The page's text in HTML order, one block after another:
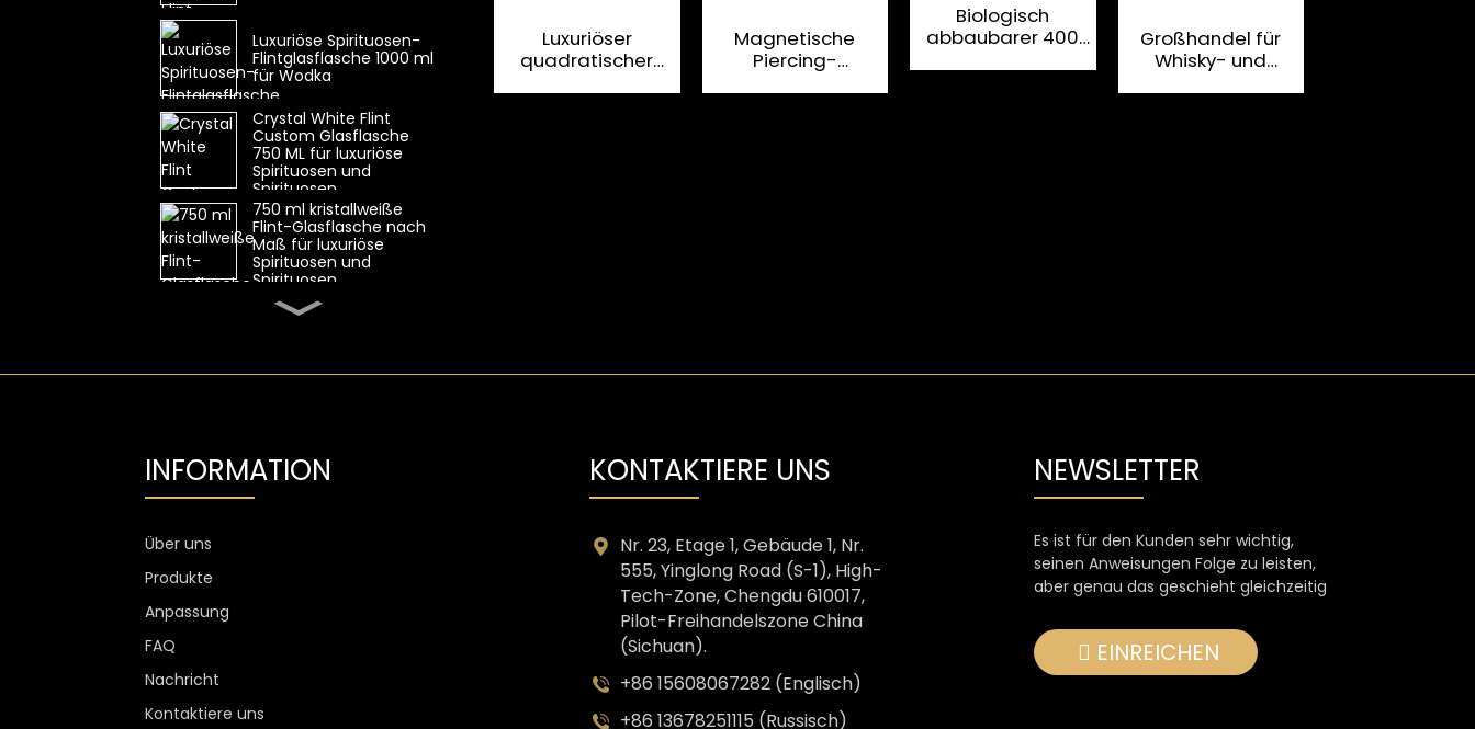
Luxuriöse Spirituosen-
Flintglasflasche 1000 ml
für Wodka
Crystal White Flint
Custom Glasflasche
750 ML für luxuriöse
Spirituosen und
Spirituosen
750 ml kristallweiße
Flint-Glasflasche nach
Maß für luxuriöse
Spirituosen und
Spirituosen
Ovale 700-ml-
Luxuriöser
quadratischer
Magnetische
Piercing-
Biologisch
abbaubarer 400
Großhandel für
Whisky- und
INFORMATION
Über uns
Produkte
Anpassung
FAQ
Nachricht
Kontaktiere uns
KONTAKTIERE UNS
Nr. 23, Etage 1, Gebäude 1, Nr.
555, Yinglong Road (S-1), High-
Tech-Zone, Chengdu 610017,
Pilot-Freihandelszone China
(Sichuan).
+86 15608067282 (Englisch)
+86 13678251115 (Russisch)
NEWSLETTER
Es ist für den Kunden sehr wichtig,
seinen Anweisungen Folge zu leisten,
aber genau das geschieht gleichzeitig
EINREICHEN